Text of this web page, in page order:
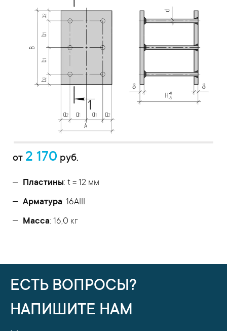
от 2 170 руб.
Пластины: t = 12 мм
Арматура: 16AIII
Масса: 16,0 кг
ЕСТЬ ВОПРОСЫ?
НАПИШИТЕ НАМ